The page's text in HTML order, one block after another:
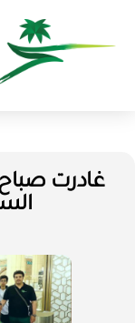
غادرت صباح